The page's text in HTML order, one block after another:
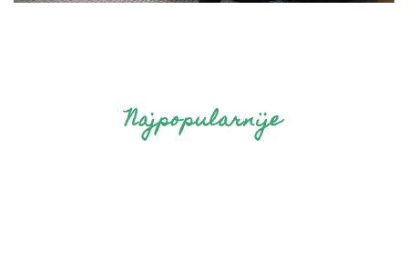
Najpopularnije